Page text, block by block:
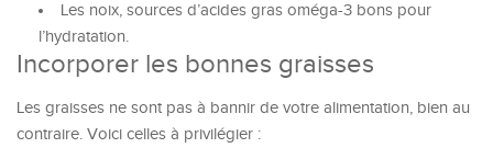
Les noix, sources d’acides gras oméga-3 bons pour
l’hydratation.
Incorporer les bonnes graisses
Les graisses ne sont pas à bannir de votre alimentation, bien au
contraire. Voici celles à privilégier :